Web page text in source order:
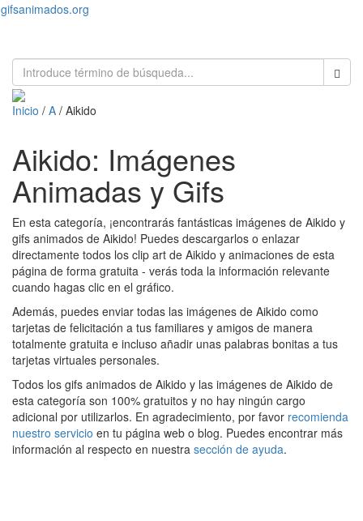
gifsanimados.org
Inicio / A / Aikido
Aikido: Imágenes
Animadas y Gifs
En esta categoría, ¡encontrarás fantásticas imágenes de Aikido y
gifs animados de Aikido! Puedes descargarlos o enlazar
directamente todos los clip art de Aikido y animaciones de esta
página de forma gratuita - verás toda la información relevante
cuando hagas clic en el gráfico.
Además, puedes enviar todas las imágenes de Aikido como
tarjetas de felicitación a tus familiares y amigos de manera
totalmente gratuita e incluso añadir unas palabras bonitas a tus
tarjetas virtuales personales.
Todos los gifs animados de Aikido y las imágenes de Aikido de
esta categoría son 100% gratuitos y no hay ningún cargo
adicional por utilizarlos. En agradecimiento, por favor recomienda
nuestro servicio en tu página web o blog. Puedes encontrar más
información al respecto en nuestra sección de ayuda.